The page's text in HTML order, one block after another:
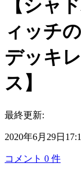
【シャ
ィッチ
デッキ
ス】
最終更新:
2020年6月29日
コメント 0 件